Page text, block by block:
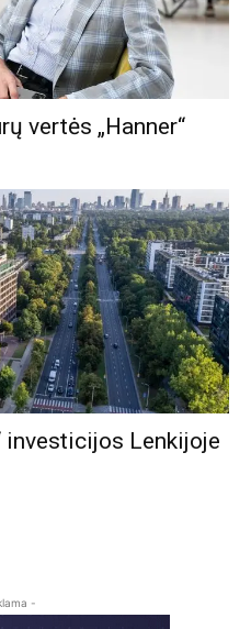
vertės „Hanner“
investicijos Lenkijoje
-